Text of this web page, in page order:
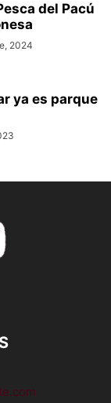
del Pacú
2024
ya es parque